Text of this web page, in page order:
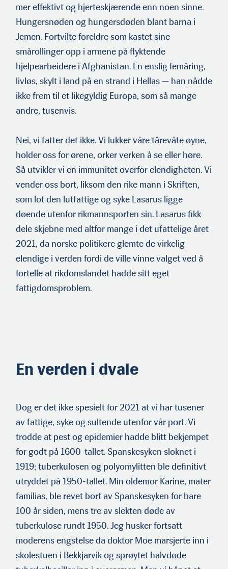
mer effektivt og hjerteskjærende enn noen sinne.
Hungersnøden og hungersdøden blant barna i
Jemen. Fortvilte foreldre som kastet sine
smårollinger opp i armene på flyktende
hjelpearbeidere i Afghanistan. En enslig femåring,
livløs, skylt i land på en strand i Hellas — han nådde
ikke frem til et likegyl­dig Europa, som så mange
andre, tusenvis.
Nei, vi fatter det ikke. Vi lukker våre tårevåte øyne,
holder oss for ørene, orker verken å se eller høre.
Så utvikler vi en immu­nitet overfor elendigheten. Vi
vender oss bort, liksom den rike mann i Skriften,
som lot den lutfattige og syke Lasarus ligge
døende utenfor rikmannsporten sin. Lasarus fikk
dele skjebne med altfor mange i det ufattelige året
2021, da norske politikere glemte de virkelig
elendige i verden fordi de ville vinne valget ved å
fortelle at rikdomslandet hadde sitt eget
fattigdomspro­blem.
En verden i dvale
Dog er det ikke spesielt for 2021 at vi har tusener
av fattige, syke og sultende utenfor vår port. Vi
trodde at pest og epidemier hadde blitt bekjempet
for godt på 1600-tallet. Spanskesyken sloknet i
1919; tuberkulosen og polyomylitten ble definitivt
utryddet på 1950-tallet. Min oldemor Karine, mater
familias, ble revet bort av Spanskesyken for bare
100 år siden, mens tre av slekten døde av
tuberkulose rundt 1950. Jeg husker fortsatt
moderens engstelse da doktor Moe marsjerte inn i
skolestuen i Bekkjarvik og sprøytet halvdøde